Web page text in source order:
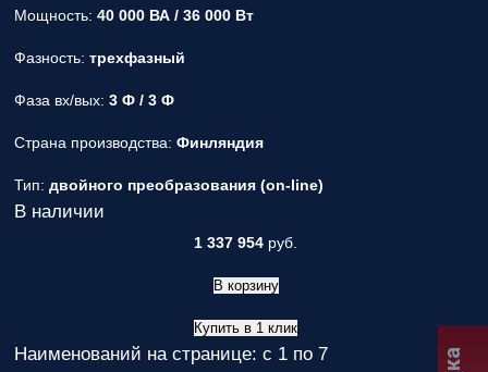
Мощность: 40 000 ВА / 36 000 Вт
Фазность: трехфазный
Фаза вх/вых: 3 Ф / 3 Ф
Страна производства: Финляндия
Тип: двойного преобразования (on-line)
В наличии
1 337 954 руб.
В корзину
Купить в 1 клик
Наименований на странице: с 1 по 7